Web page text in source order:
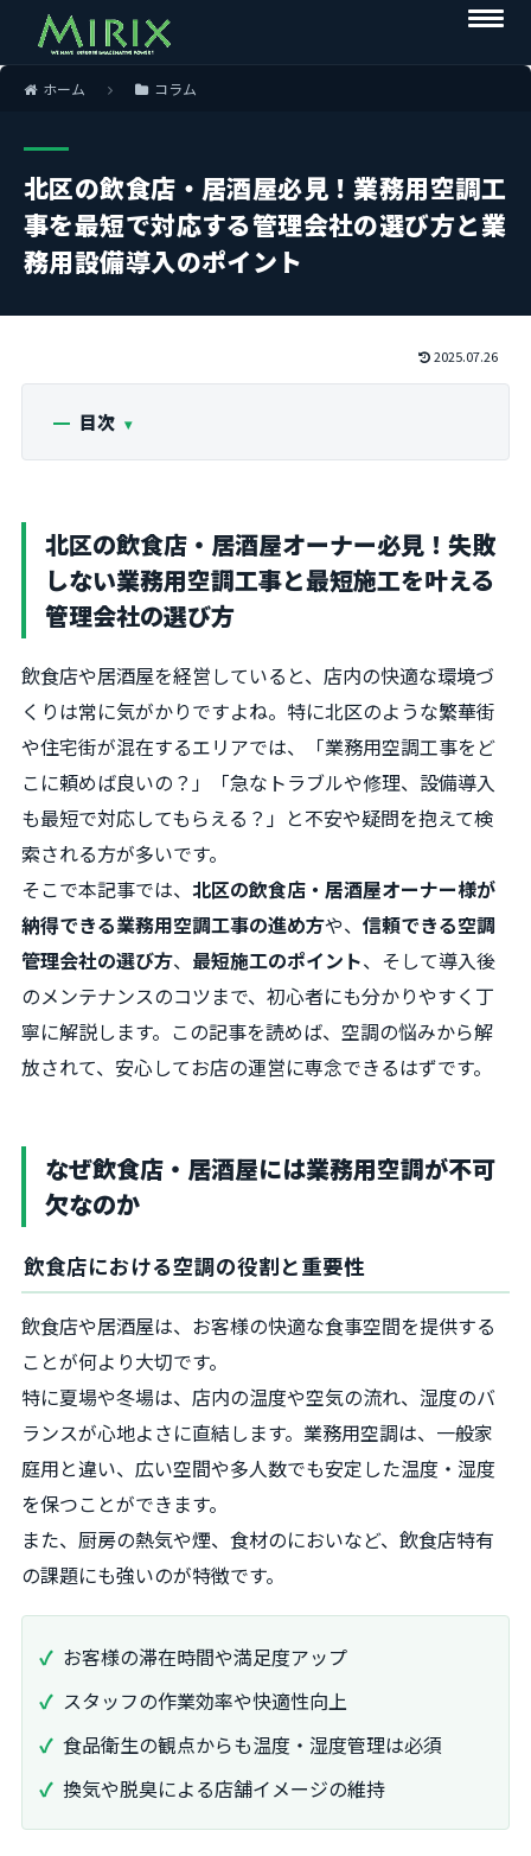
ホーム コラム
北区の飲食店・居酒屋必見！業務用空調工
事を最短で対応する管理会社の選び方と業
務用設備導入のポイント
2025.07.26
目次
北区の飲食店・居酒屋オーナー必見！失敗
しない業務用空調工事と最短施工を叶える
管理会社の選び方
飲食店や居酒屋を経営していると、店内の快適な環境づ
くりは常に気がかりですよね。特に北区のような繁華街
や住宅街が混在するエリアでは、「業務用空調工事をど
こに頼めば良いの？」「急なトラブルや修理、設備導入
も最短で対応してもらえる？」と不安や疑問を抱えて検
索される方が多いです。
そこで本記事では、 北区の飲食店・居酒屋オーナー様が
納得できる業務用空調工事の進め方や、 信頼できる空調
管理会社の選び方、 最短施工のポイント、そして導入後
のメンテナンスのコツまで、初心者にも分かりやすく丁
寧に解説します。この記事を読めば、空調の悩みから解
放されて、安心してお店の運営に専念できるはずです。
なぜ飲食店・居酒屋には業務用空調が不可
欠なのか
飲食店における空調の役割と重要性
飲食店や居酒屋は、お客様の快適な食事空間を提供する
ことが何より大切です。
特に夏場や冬場は、店内の温度や空気の流れ、湿度のバ
ランスが心地よさに直結します。業務用空調は、一般家
庭用と違い、広い空間や多人数でも安定した温度・湿度
を保つことができます。
また、厨房の熱気や煙、食材のにおいなど、飲食店特有
の課題にも強いのが特徴です。
お客様の滞在時間や満足度アップ
スタッフの作業効率や快適性向上
食品衛生の観点からも温度・湿度管理は必須
換気や脱臭による店舗イメージの維持